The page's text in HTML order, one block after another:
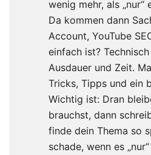
wenig mehr, als „nur“
Da kommen dann
Account, YouTube
einfach ist?
Ausdauer und Zeit.
Tricks, Tipps und ein
Wichtig ist: Dran
brauchst, dann
finde dein Thema so
schade, wenn es